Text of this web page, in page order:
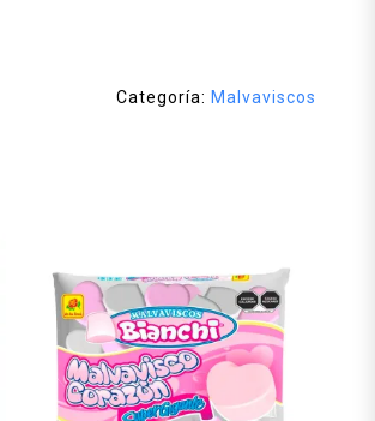
Categoría: Malvaviscos